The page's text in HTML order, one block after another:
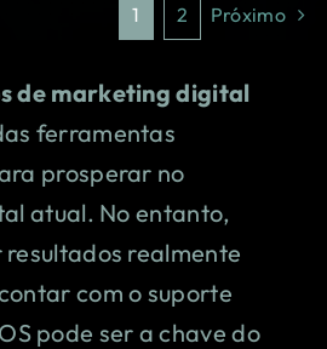
1 2 Próximo
de marketing digital
ferramentas
prosperar no
atual. No entanto,
realmente
com o suporte
pode ser a chave do